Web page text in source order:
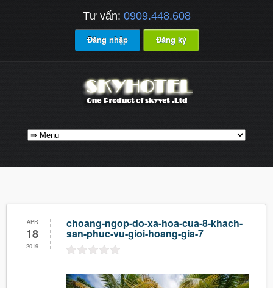
Tư vấn: 0909.448.608
Đăng nhập Đăng ký
APR
18
2019
choang-ngop-do-xa-hoa-cua-8-khach-
san-phuc-vu-gioi-hoang-gia-7